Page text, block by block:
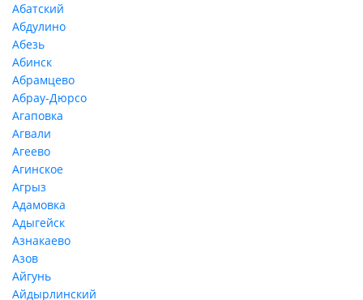
Абатский
Абдулино
Абезь
Абинск
Абрамцево
Абрау-Дюрсо
Агаповка
Агвали
Агеево
Агинское
Агрыз
Адамовка
Адыгейск
Азнакаево
Азов
Айгунь
Айдырлинский